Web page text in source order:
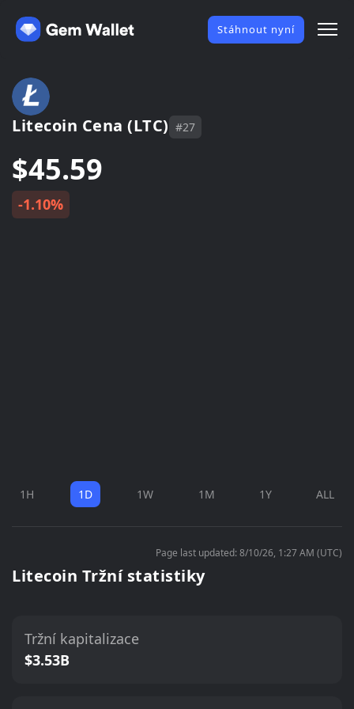
Stáhnout nyní
Litecoin Cena (LTC) #27
$45.59
-1.10%
1H 1D 1W 1M 1Y ALL
Page last updated: 8/10/26, 1:27 AM (UTC)
Litecoin Tržní statistiky
Tržní kapitalizace
$3.53B